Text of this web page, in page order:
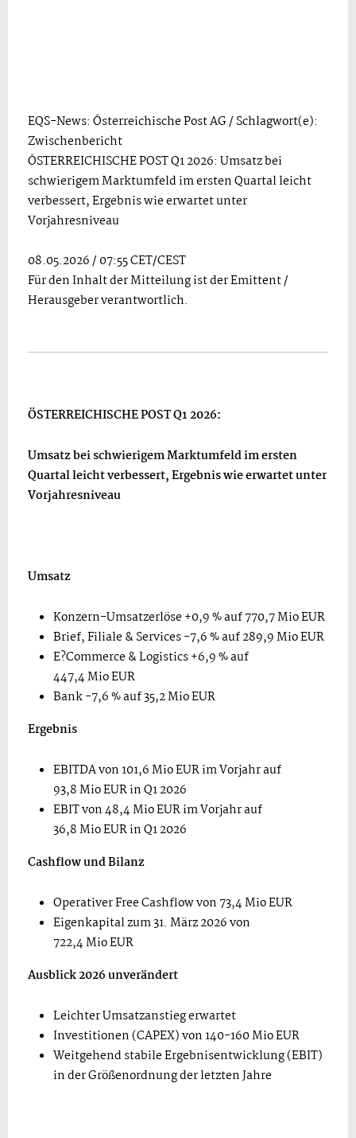
EQS-News: Österreichische Post AG / Schlagwort(e):
Zwischenbericht
ÖSTERREICHISCHE POST Q1 2026: Umsatz bei
schwierigem Marktumfeld im ersten Quartal leicht
verbessert, Ergebnis wie erwartet unter
Vorjahresniveau
08.05.2026 / 07:55 CET/CEST
Für den Inhalt der Mitteilung ist der Emittent /
Herausgeber verantwortlich.
ÖSTERREICHISCHE POST Q1 2026:
Umsatz bei schwierigem Marktumfeld im ersten
Quartal leicht verbessert, Ergebnis wie erwartet unter
Vorjahresniveau
Umsatz
Konzern-Umsatzerlöse +0,9 % auf 770,7 Mio EUR
Brief, Filiale & Services -7,6 % auf 289,9 Mio EUR
E?Commerce & Logistics +6,9 % auf
447,4 Mio EUR
Bank -7,6 % auf 35,2 Mio EUR
Ergebnis
EBITDA von 101,6 Mio EUR im Vorjahr auf
93,8 Mio EUR in Q1 2026
EBIT von 48,4 Mio EUR im Vorjahr auf
36,8 Mio EUR in Q1 2026
Cashflow und Bilanz
Operativer Free Cashflow von 73,4 Mio EUR
Eigenkapital zum 31. März 2026 von
722,4 Mio EUR
Ausblick 2026 unverändert
Leichter Umsatzanstieg erwartet
Investitionen (CAPEX) von 140-160 Mio EUR
Weitgehend stabile Ergebnisentwicklung (EBIT)
in der Größenordnung der letzten Jahre